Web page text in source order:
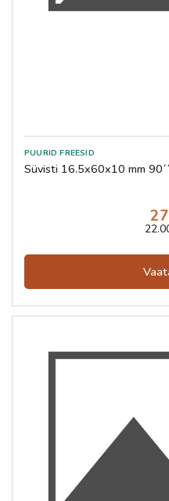
Süvisti 16.5x60x10 mm